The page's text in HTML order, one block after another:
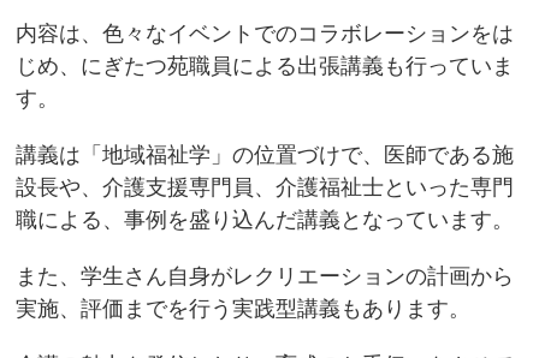
内容は、色々なイベントでのコラボレーションをは
じめ、にぎたつ苑職員による出張講義も行っていま
す。
講義は「地域福祉学」の位置づけで、医師である施
設長や、介護支援専門員、介護福祉士といった専門
職による、事例を盛り込んだ講義となっています。
また、学生さん自身がレクリエーションの計画から
実施、評価までを行う実践型講義もあります。